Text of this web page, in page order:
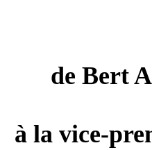
deBert
à la vice-